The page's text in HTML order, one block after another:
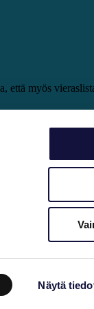
Näytä
että myös
mahdollista